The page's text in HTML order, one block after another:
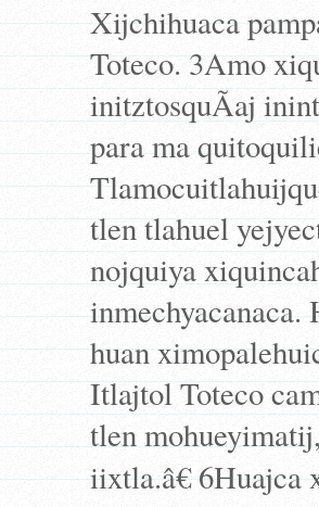
Xijchihuaca
Toteco. 3Amo
initztosquÃ­aj
para ma
tlen tlahuel
nojquiya
huan
Itlajtol Toteco
tlen
iixtla.â€